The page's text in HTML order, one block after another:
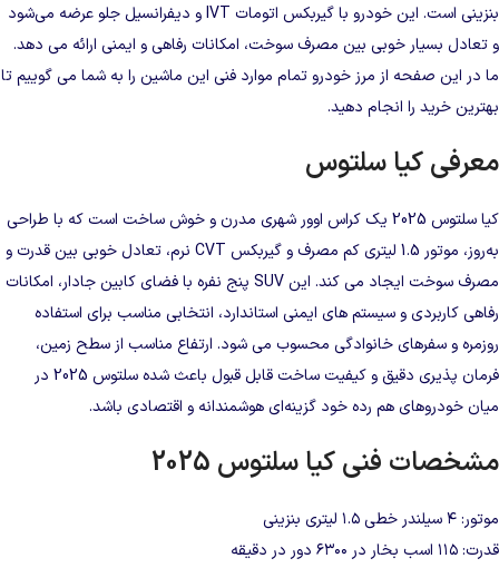
بنزینی است. این خودرو با گیربکس اتومات IVT و دیفرانسیل جلو عرضه می‌شود
و تعادل بسیار خوبی بین مصرف سوخت، امکانات رفاهی و ایمنی ارائه می‌ دهد.
ما در این صفحه از مرز خودرو تمام موارد فنی این ماشین را به شما می گوییم تا
بهترین خرید را انجام دهید.
معرفی کیا سلتوس
کیا سلتوس 2025 یک کراس‌ اوور شهری مدرن و خوش‌ ساخت است که با طراحی
به‌روز، موتور 1.5 لیتری کم‌ مصرف و گیربکس CVT نرم، تعادل خوبی بین قدرت و
مصرف سوخت ایجاد می‌ کند. این SUV پنج‌ نفره با فضای کابین جادار، امکانات
رفاهی کاربردی و سیستم‌ های ایمنی استاندارد، انتخابی مناسب برای استفاده
روزمره و سفرهای خانوادگی محسوب می‌ شود. ارتفاع مناسب از سطح زمین،
فرمان‌ پذیری دقیق و کیفیت ساخت قابل‌ قبول باعث شده سلتوس 2025 در
میان خودروهای هم‌ رده خود گزینه‌ای هوشمندانه و اقتصادی باشد.
مشخصات فنی کیا سلتوس 2025
موتور: ۴ سیلندر خطی ۱.۵ لیتری بنزینی
قدرت: ۱۱۵ اسب‌ بخار در ۶۳۰۰ دور در دقیقه